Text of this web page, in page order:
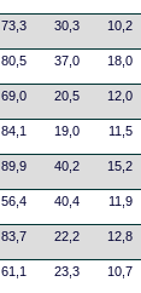
73,3 30,3 10,2
80,5 37,0 18,0
69,0 20,5 12,0
84,1 19,0 11,5
89,9 40,2 15,2
56,4 40,4 11,9
83,7 22,2 12,8
61,1 23,3 10,7